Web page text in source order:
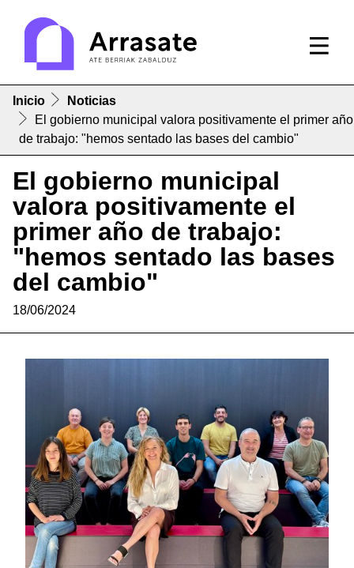
Inicio
Noticias
El gobierno municipal valora positivamente el primer año
de trabajo: "hemos sentado las bases del cambio"
El gobierno municipal
valora positivamente el
primer año de trabajo:
"hemos sentado las bases
del cambio"
18/06/2024